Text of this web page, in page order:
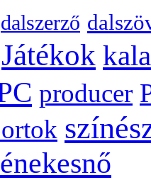
dalszerző
Játékok
producer
énekesnő